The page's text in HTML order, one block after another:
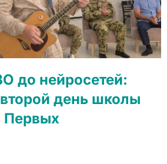
до нейросетей:
день школы
Первых